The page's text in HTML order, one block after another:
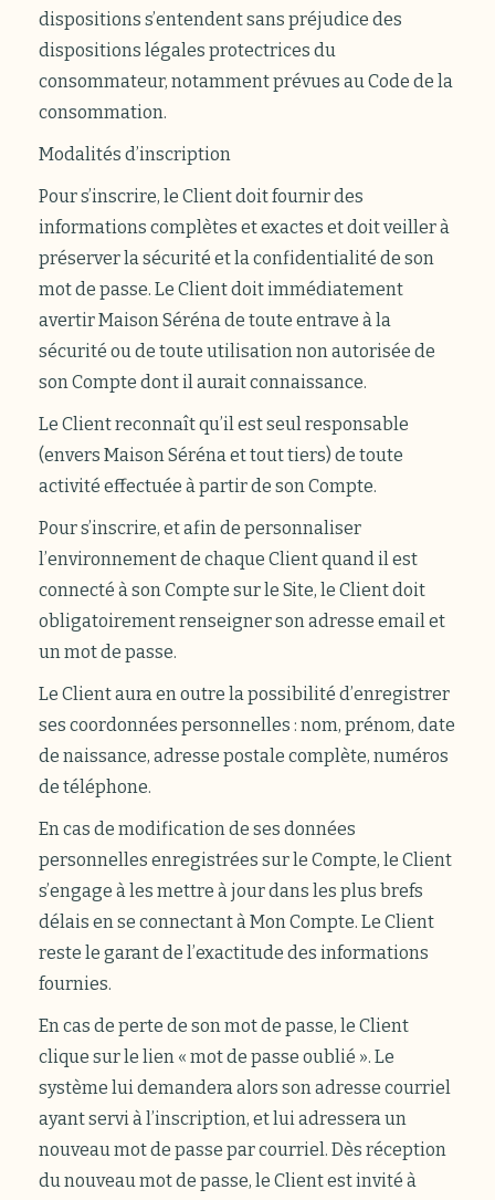
dispositions s’entendent sans préjudice des
dispositions légales protectrices du
consommateur, notamment prévues au Code de la
consommation.
Modalités d’inscription
Pour s’inscrire, le Client doit fournir des
informations complètes et exactes et doit veiller à
préserver la sécurité et la confidentialité de son
mot de passe. Le Client doit immédiatement
avertir Maison Séréna de toute entrave à la
sécurité ou de toute utilisation non autorisée de
son Compte dont il aurait connaissance.
Le Client reconnaît qu’il est seul responsable
(envers Maison Séréna et tout tiers) de toute
activité effectuée à partir de son Compte.
Pour s’inscrire, et afin de personnaliser
l’environnement de chaque Client quand il est
connecté à son Compte sur le Site, le Client doit
obligatoirement renseigner son adresse email et
un mot de passe.
Le Client aura en outre la possibilité d’enregistrer
ses coordonnées personnelles : nom, prénom, date
de naissance, adresse postale complète, numéros
de téléphone.
En cas de modification de ses données
personnelles enregistrées sur le Compte, le Client
s’engage à les mettre à jour dans les plus brefs
délais en se connectant à Mon Compte. Le Client
reste le garant de l’exactitude des informations
fournies.
En cas de perte de son mot de passe, le Client
clique sur le lien « mot de passe oublié ». Le
système lui demandera alors son adresse courriel
ayant servi à l’inscription, et lui adressera un
nouveau mot de passe par courriel. Dès réception
du nouveau mot de passe, le Client est invité à